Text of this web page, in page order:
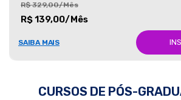
R$ 329,00/Mês
R$ 139,00/Mês
SAIBA MAIS
CURSOS DE PÓS-